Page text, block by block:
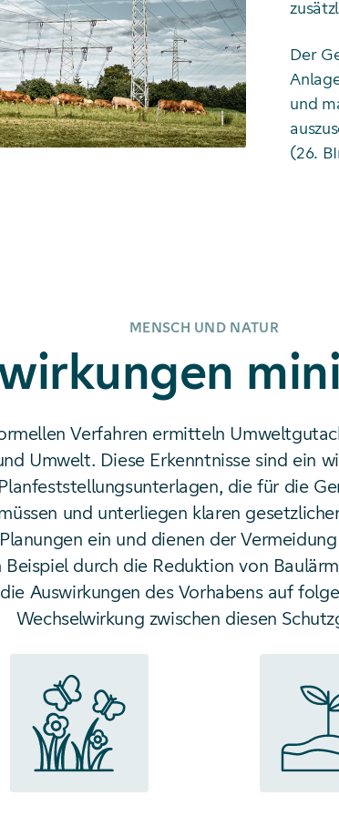
Der
und
(26.
MENSCH UND NATUR
Verfahren ermitteln
Umwelt. Diese Erkenntnisse sind ein
die für die
und unterliegen klaren
ein und dienen der
Beispiel durch die Reduktion von
Auswirkungen des Vorhabens auf
Wechselwirkung zwischen diesen